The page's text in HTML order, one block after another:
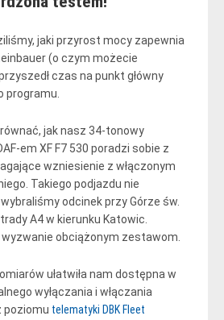
jaki przyrost mocy zapewnia
(o czym możecie
czas na punkt główny
programu.
jak nasz 34-tonowy
em XF F7 530 poradzi sobie z
wzniesienie z włączonym
Takiego podjazdu nie
odcinek przy Górze św.
A4 w kierunku Katowic.
obciążonym zestawom.
ułatwiła nam dostępna w
wyłączania i włączania
poziomu telematyki DBK Fleet